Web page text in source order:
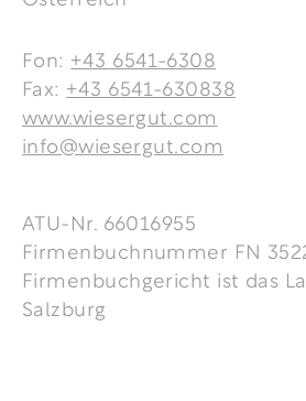
Fon:+43 6541-6308
Fax:+43 6541-630838
www.wiesergut.com
info@wiesergut.com
ATU-Nr. 66016955
Firmenbuchnummer FN
Firmenbuchgericht ist das
Salzburg